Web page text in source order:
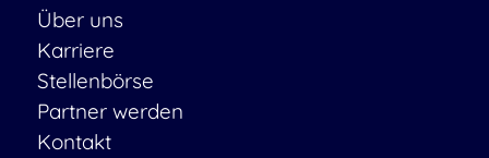
Über uns
Karriere
Stellenbörse
Partner werden
Kontakt